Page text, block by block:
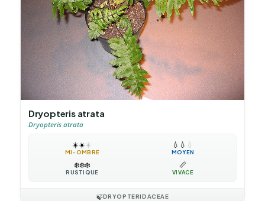
Dryopteris atrata
Dryopteris atrata
☀️☀️☀️
MI-OMBRE
💧 💧 💧
MOYEN
❄️❄️❄️
RUSTIQUE
📏
VIVACE
🍃DRYOPTERIDACEAE